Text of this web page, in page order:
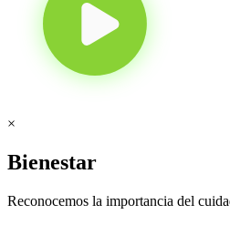
×
Bienestar
Reconocemos la importancia del